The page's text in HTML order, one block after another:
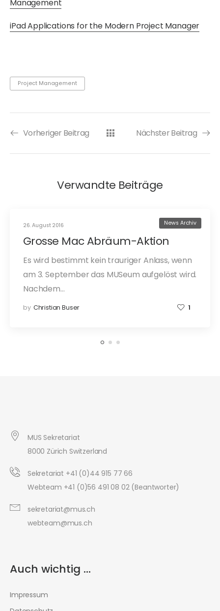
Management
iPad Applications for the Modern Project Manager
Project Management
Vorheriger Beitrag Nächster Beitrag
Verwandte Beiträge
26. August 2016 News Archiv
Grosse Mac Abräum-Aktion
Es wird bestimmt kein trauriger Anlass, wenn
am 3. September das MUSeum aufgelöst wird.
Nachdem…
by Christian Buser 1
MUS Sekretariat
8000 Zürich Switzerland
Sekretariat +41 (0)44 915 77 66
Webteam +41 (0)56 491 08 02 (Beantworter)
sekretariat@mus.ch
webteam@mus.ch
Auch wichtig ...
Impressum